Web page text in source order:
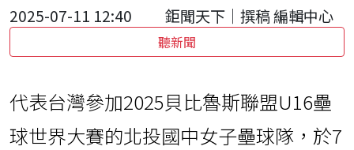
2025-07-11 12:40 鉅聞天下｜撰稿 編輯中心
聽新聞
代表台灣參加2025貝比魯斯聯盟U16壘
球世界大賽的北投國中女子壘球隊，於7